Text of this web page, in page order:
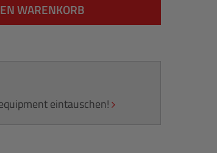
WARENKORB
eintauschen!